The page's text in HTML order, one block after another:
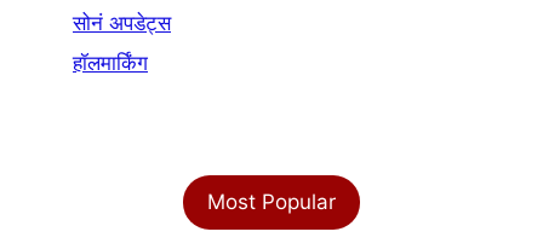
सोनं अपडेट्स
हॉलमार्किंग
Most Popular